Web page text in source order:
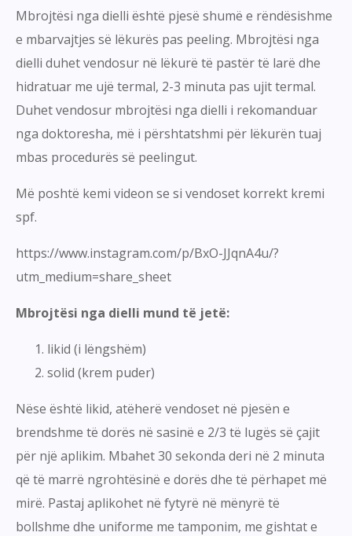
Mbrojtësi nga dielli është pjesë shumë e rëndësishme
e mbarvajtjes së lëkurës pas peeling. Mbrojtësi nga
dielli duhet vendosur në lëkurë të pastër të larë dhe
hidratuar me ujë termal, 2-3 minuta pas ujit termal.
Duhet vendosur mbrojtësi nga dielli i rekomanduar
nga doktoresha, më i përshtatshmi për lëkurën tuaj
mbas procedurës së peelingut.
Më poshtë kemi videon se si vendoset korrekt kremi
spf.
https://www.instagram.com/p/BxO-JJqnA4u/?
utm_medium=share_sheet
Mbrojtësi nga dielli mund të jetë:
likid (i lëngshëm)
solid (krem puder)
Nëse është likid, atëherë vendoset në pjesën e
brendshme të dorës në sasinë e 2/3 të lugës së çajit
për një aplikim. Mbahet 30 sekonda deri në 2 minuta
që të marrë ngrohtësinë e dorës dhe të përhapet më
mirë. Pastaj aplikohet në fytyrë në mënyrë të
bollshme dhe uniforme me tamponim, me gishtat e